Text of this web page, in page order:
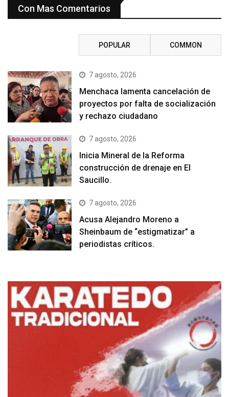
Con Mas Comentarios
POPULAR COMMON
7 agosto, 2026
Menchaca lamenta cancelación de
proyectos por falta de socialización
y rechazo ciudadano
7 agosto, 2026
Inicia Mineral de la Reforma
construcción de drenaje en El
Saucillo.
7 agosto, 2026
Acusa Alejandro Moreno a
Sheinbaum de “estigmatizar” a
periodistas críticos.